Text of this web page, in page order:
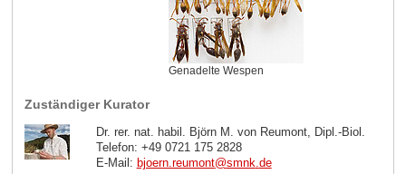
Genadelte Wespen
Zuständiger Kurator
Dr. rer. nat. habil. Björn M. von Reumont, Dipl.-Biol.
Telefon: +49 0721 175 2828
E-Mail: bjoern.reumont@smnk de